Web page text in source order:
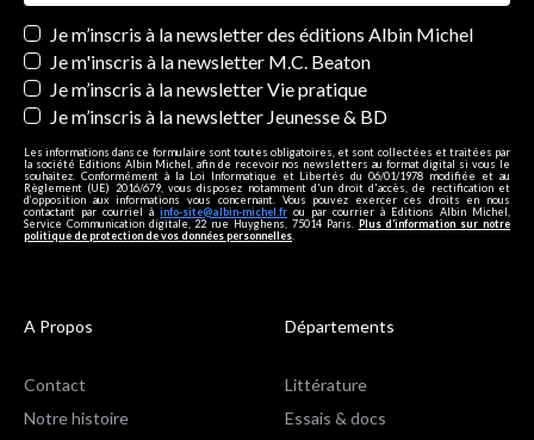
Newsletters
Je m’inscris à la newsletter des éditions Albin Michel
Je m'inscris à la newsletter M.C. Beaton
Je m’inscris à la newsletter Vie pratique
Je m’inscris à la newsletter Jeunesse & BD
Les informations dans ce formulaire sont toutes obligatoires, et sont collectées et traitées par
la société Editions Albin Michel, afin de recevoir nos newsletters au format digital si vous le
souhaitez. Conformément à la Loi Informatique et Libertés du 06/01/1978 modifiée et au
Règlement (UE) 2016/679, vous disposez notamment d'un droit d'accès, de rectification et
d’opposition aux informations vous concernant. Vous pouvez exercer ces droits en nous
contactant par courriel à info-site@albin-michel.fr ou par courrier à Editions Albin Michel,
Service Communication digitale, 22 rue Huyghens, 75014 Paris. Plus d’information sur notre
politique de protection de vos données personnelles
A Propos
Contact
Notre histoire
Départements
Littérature
Essais & docs